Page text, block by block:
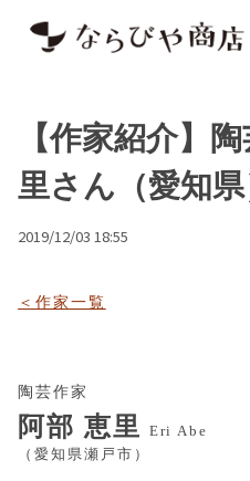
【作家紹介】
里さん（愛知県
2019/12/03 18:55
＜作家一覧
陶芸作家
阿部 恵里
Eri Abe
（愛知県瀬戸市）